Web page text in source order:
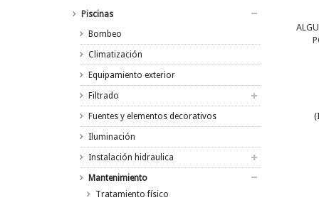
Piscinas
Bombeo
Climatización
Equipamiento exterior
Filtrado
Fuentes y elementos decorativos
Iluminación
Instalación hidraulica
Mantenimiento
Tratamiento físico